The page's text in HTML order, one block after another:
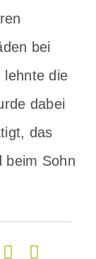
bei
lehnte die
dabei
das
beim Sohn